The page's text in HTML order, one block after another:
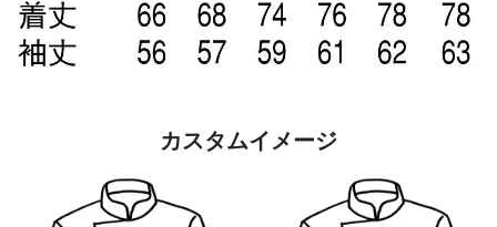
カスタムイメージ